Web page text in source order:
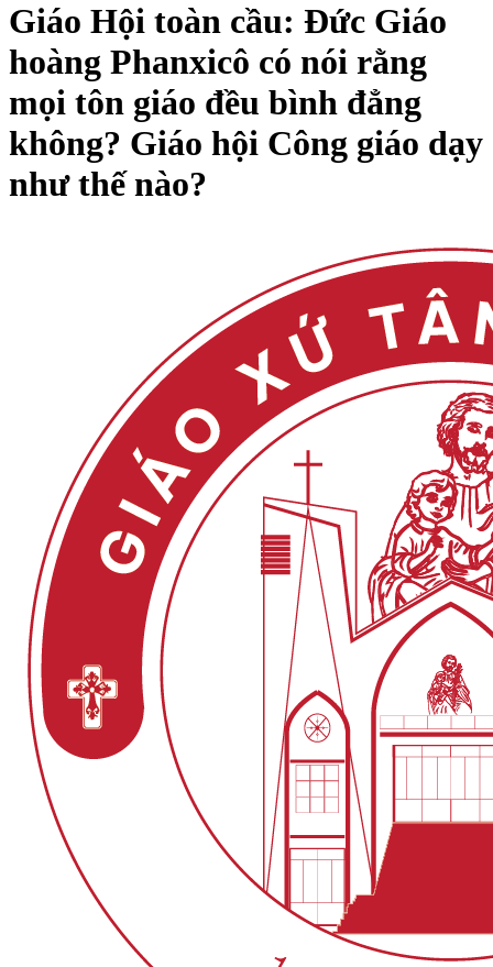
Giáo Hội toàn cầu: Đức Giáo
hoàng Phanxicô có nói rằng
mọi tôn giáo đều bình đẳng
không? Giáo hội Công giáo dạy
như thế nào?